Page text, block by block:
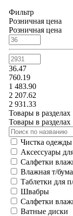
Фильтр
Розничная цена
Розничная цена
36.47
760.19
1 483.90
2 207.62
2 931.33
Товары в разделах
Товары в разделах
Чистка одежды
Аксессуары
Салфетки
Влажная т/
Таблетки для
Швабры
Салфетки
Ватные диски